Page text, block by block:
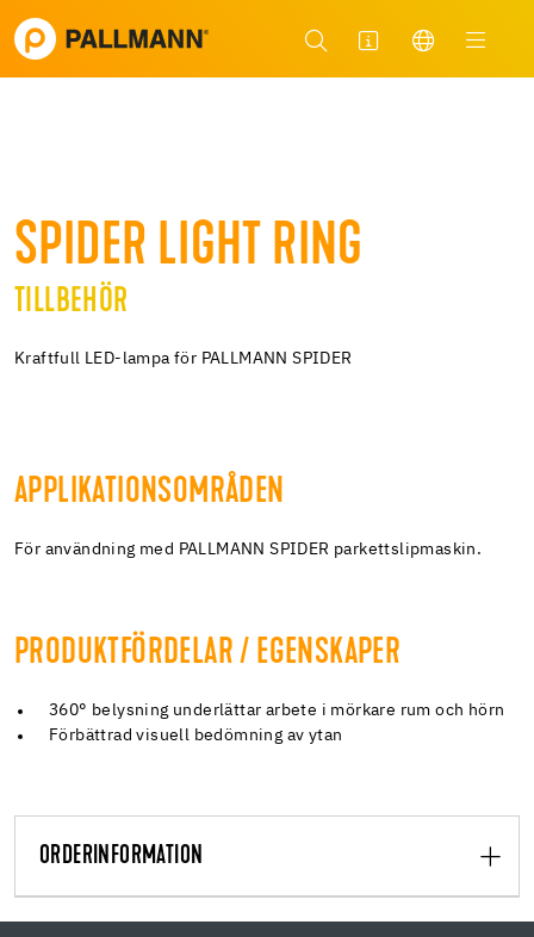
SPIDER LIGHT RING
TILLBEHÖR
Kraftfull LED-lampa för PALLMANN SPIDER
APPLIKATIONSOMRÅDEN
För användning med PALLMANN SPIDER parkettslipmaskin.
PRODUKTFÖRDELAR / EGENSKAPER
360° belysning underlättar arbete i mörkare rum och hörn
Förbättrad visuell bedömning av ytan
ORDERINFORMATION